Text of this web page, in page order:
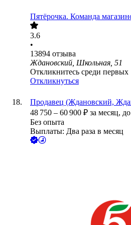
Пятёрочка. Команда
3.6
•
13894 отзыва
Ждановский, Школьная, 51
Откликнитесь среди первых
Откликнуться
Продавец (Ждановский,
48 750 – 60 900 ₽ за месяц,
Без опыта
Выплаты: Два раза в месяц